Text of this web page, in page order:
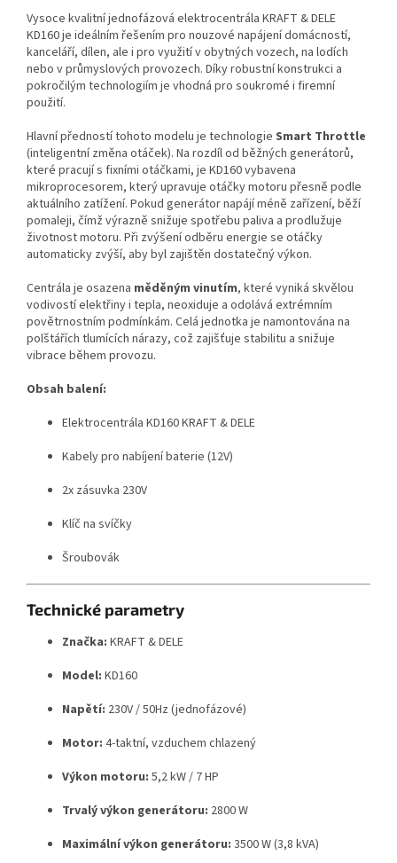
Vysoce kvalitní jednofázová elektrocentrála KRAFT & DELE
KD160 je ideálním řešením pro nouzové napájení domácností,
kanceláří, dílen, ale i pro využití v obytných vozech, na lodích
nebo v průmyslových provozech. Díky robustní konstrukci a
pokročilým technologiím je vhodná pro soukromé i firemní
použití.
Hlavní předností tohoto modelu je technologie Smart Throttle
(inteligentní změna otáček). Na rozdíl od běžných generátorů,
které pracují s fixními otáčkami, je KD160 vybavena
mikroprocesorem, který upravuje otáčky motoru přesně podle
aktuálního zatížení. Pokud generátor napájí méně zařízení, běží
pomaleji, čímž výrazně snižuje spotřebu paliva a prodlužuje
životnost motoru. Při zvýšení odběru energie se otáčky
automaticky zvýší, aby byl zajištěn dostatečný výkon.
Centrála je osazena měděným vinutím, které vyniká skvělou
vodivostí elektřiny i tepla, neoxiduje a odolává extrémním
povětrnostním podmínkám. Celá jednotka je namontována na
polštářích tlumících nárazy, což zajišťuje stabilitu a snižuje
vibrace během provozu.
Obsah balení:
Elektrocentrála KD160 KRAFT & DELE
Kabely pro nabíjení baterie (12V)
2x zásuvka 230V
Klíč na svíčky
Šroubovák
Technické parametry
Značka: KRAFT & DELE
Model: KD160
Napětí: 230V / 50Hz (jednofázové)
Motor: 4-taktní, vzduchem chlazený
Výkon motoru: 5,2 kW / 7 HP
Trvalý výkon generátoru: 2800 W
Maximální výkon generátoru: 3500 W (3,8 kVA)